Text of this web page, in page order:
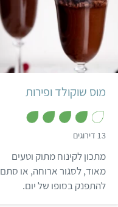
קל
מוס שוקולד ופירות
13 דירוגים
.
1
מ
ת
ו
מתכון לקינוח מתוק וטעים
מאוד, לסגור ארוחה, או סתם
להתפנק בסופו של יום.